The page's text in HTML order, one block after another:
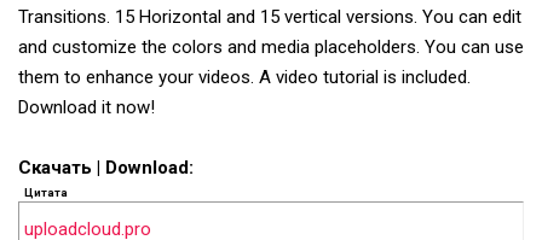
Transitions. 15 Horizontal and 15 vertical versions. You can edit
and customize the colors and media placeholders. You can use
them to enhance your videos. A video tutorial is included.
Download it now!
Скачать | Download:
Цитата
uploadcloud.pro